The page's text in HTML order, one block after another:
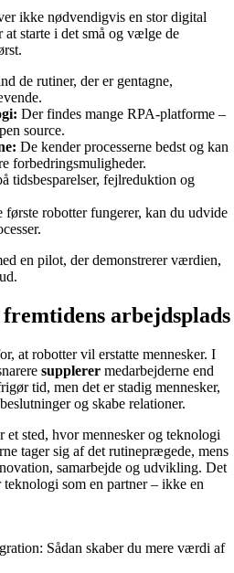
ikke nødvendigvis en stor digital
starte i det små og vælge de
de rutiner, der er gentagne,
Der findes mange RPA-platforme –
source.
De kender processerne bedst og kan
forbedringsmuligheder.
tidsbesparelser, fejlreduktion og
første robotter fungerer, kan du udvide
en pilot, der demonstrerer værdien,
arbejdsplads
at robotter vil erstatte mennesker. I
supplerer medarbejderne end
tid, men det er stadig mennesker,
og skabe relationer.
sted, hvor mennesker og teknologi
tager sig af det rutineprægede, mens
samarbejde og udvikling. Det
som en partner – ikke en
Sådan skaber du mere værdi af